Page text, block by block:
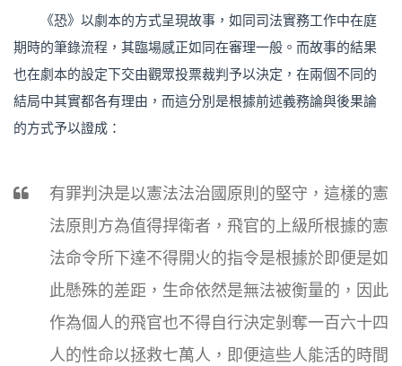
《恐》以劇本的方式呈現故事，如同司法實務工作中在庭
期時的筆錄流程，其臨場感正如同在審理一般。而故事的結果
也在劇本的設定下交由觀眾投票裁判予以決定，在兩個不同的
結局中其實都各有理由，而這分別是根據前述義務論與後果論
的方式予以證成：
有罪判決是以憲法法治國原則的堅守，這樣的憲
法原則方為值得捍衛者，飛官的上級所根據的憲
法命令所下達不得開火的指令是根據於即便是如
此懸殊的差距，生命依然是無法被衡量的，因此
作為個人的飛官也不得自行決定剝奪一百六十四
人的性命以拯救七萬人，即便這些人能活的時間